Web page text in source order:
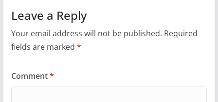
Leave a Reply
Your email address will not be published. Required
fields are marked *
Comment*